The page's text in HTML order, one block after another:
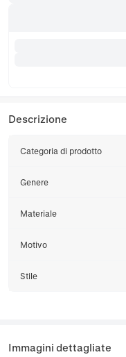
Descrizione
Categoria di prodotto
Genere
Materiale
Motivo
Stile
Immagini dettagliate